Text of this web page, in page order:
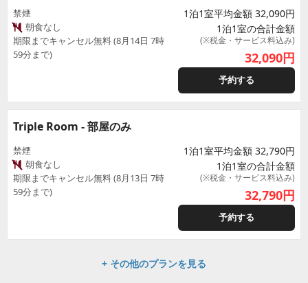
禁煙
朝食なし
期限までキャンセル無料 (8月14日 7時
59分まで)
1泊1室平均金額 32,090円
1泊1室の合計金額
(※税金・サービス料込み)
32,090円
予約する
Triple Room - 部屋のみ
禁煙
朝食なし
期限までキャンセル無料 (8月13日 7時
59分まで)
1泊1室平均金額 32,790円
1泊1室の合計金額
(※税金・サービス料込み)
32,790円
予約する
+ その他のプランを見る